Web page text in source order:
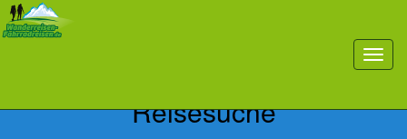
toggle
Reisesuche